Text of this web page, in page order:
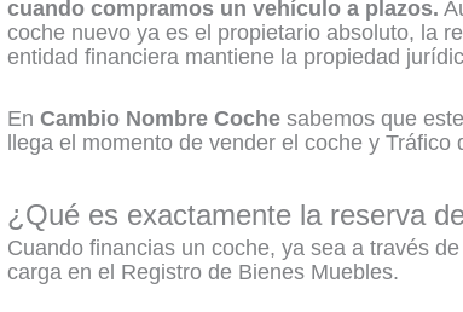
cuando compramos un vehículo a plazos.
coche nuevo ya es el propietario absoluto, la
entidad financiera mantiene la propiedad
En Cambio Nombre Coche sabemos que
llega el momento de vender el coche y
¿Qué es exactamente la reserva
Cuando financias un coche, ya sea a través
carga en el Registro de Bienes Muebles.